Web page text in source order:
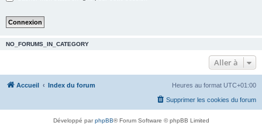
NO_FORUMS_IN_CATEGORY
Aller à
Accueil Index du forum Heures au format UTC+01:00
Supprimer les cookies du forum
Développé parphpBB® Forum Software © phpBB Limited